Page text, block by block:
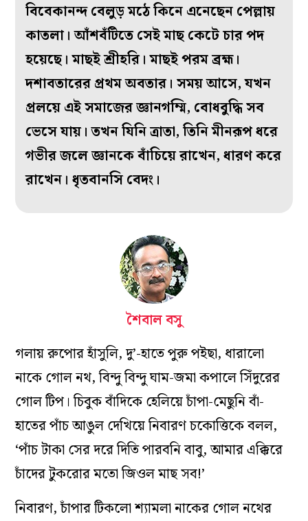
বিবেকানন্দ বেলুড় মঠে কিনে এনেছেন পেল্লায়
কাতলা। আঁশবঁটিতে সেই মাছ কেটে চার পদ
হয়েছে। মাছই শ্রীহরি। মাছই পরম ব্রহ্ম।
দশাবতারের প্রথম অবতার। সময় আসে, যখন
প্রলয়ে এই সমাজের জ্ঞানগম্মি, বোধবুদ্ধি সব
ভেসে যায়। তখন যিনি ত্রাতা, তিনি মীনরূপ ধরে
গভীর জলে জ্ঞানকে বাঁচিয়ে রাখেন, ধারণ করে
রাখেন। ধৃতবানসি বেদং।
শৈবাল বসু
গলায় রুপোর হাঁসুলি, দু’-হাতে পুরু পইছা, ধারালো
নাকে গোল নথ, বিন্দু বিন্দু ঘাম-জমা কপালে সিঁদুরের
গোল টিপ। চিবুক বাঁদিকে হেলিয়ে চাঁপা-মেছুনি বাঁ-
হাতের পাঁচ আঙুল দেখিয়ে নিবারণ চকোত্তিকে বলল,
‘পাঁচ টাকা সের দরে দিতি পারবনি বাবু, আমার এক্কিরে
চাঁদের টুকরোর মতো জিওল মাছ সব!’
নিবারণ, চাঁপার টিকলো শ্যামলা নাকের গোল নথের